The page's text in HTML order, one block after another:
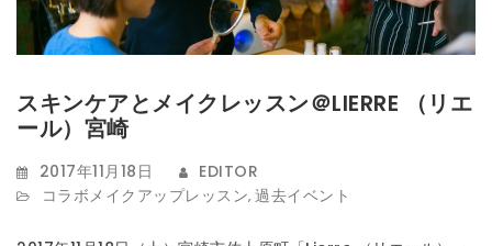
g
a
i
o
スキンケアとメイクレッスン＠LIERRE （リエ
ール）宮崎
2017年11月18日
EDITOR
コラボメイクアップレッスン, 過去イベント